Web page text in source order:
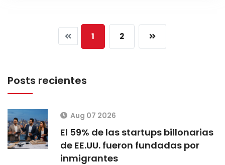
1 2
Posts recientes
Aug 07 2026
El 59% de las startups billonarias
de EE.UU. fueron fundadas por
inmigrantes